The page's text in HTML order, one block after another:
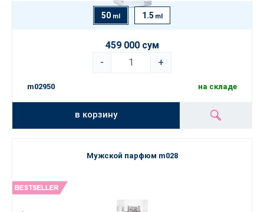
50 ml 1.5 ml
459 000 сум
-
+
m02950 на складе
в корзину
Мужской парфюм m028